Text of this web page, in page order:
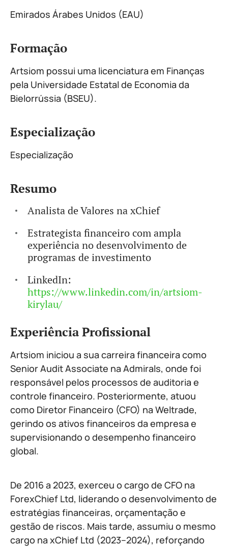
Emirados Árabes Unidos (EAU)
Formação
Artsiom possui uma licenciatura em Finanças
pela Universidade Estatal de Economia da
Bielorrússia (BSEU).
Especialização
Especialização
Resumo
Analista de Valores na xChief
Estrategista financeiro com ampla
experiência no desenvolvimento de
programas de investimento
LinkedIn:
https://www.linkedin.com/in/artsiom-
kirylau/
Experiência Profissional
Artsiom iniciou a sua carreira financeira como
Senior Audit Associate na Admirals, onde foi
responsável pelos processos de auditoria e
controle financeiro. Posteriormente, atuou
como Diretor Financeiro (CFO) na Weltrade,
gerindo os ativos financeiros da empresa e
supervisionando o desempenho financeiro
global.
De 2016 a 2023, exerceu o cargo de CFO na
ForexChief Ltd, liderando o desenvolvimento de
estratégias financeiras, orçamentação e
gestão de riscos. Mais tarde, assumiu o mesmo
cargo na xChief Ltd (2023–2024), reforçando